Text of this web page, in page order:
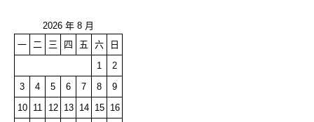
2026 年 8 月
一
二 三 四 五 六
日
1
2
3
4 5 6 7 8
9
10
11 12 13 14 15
16